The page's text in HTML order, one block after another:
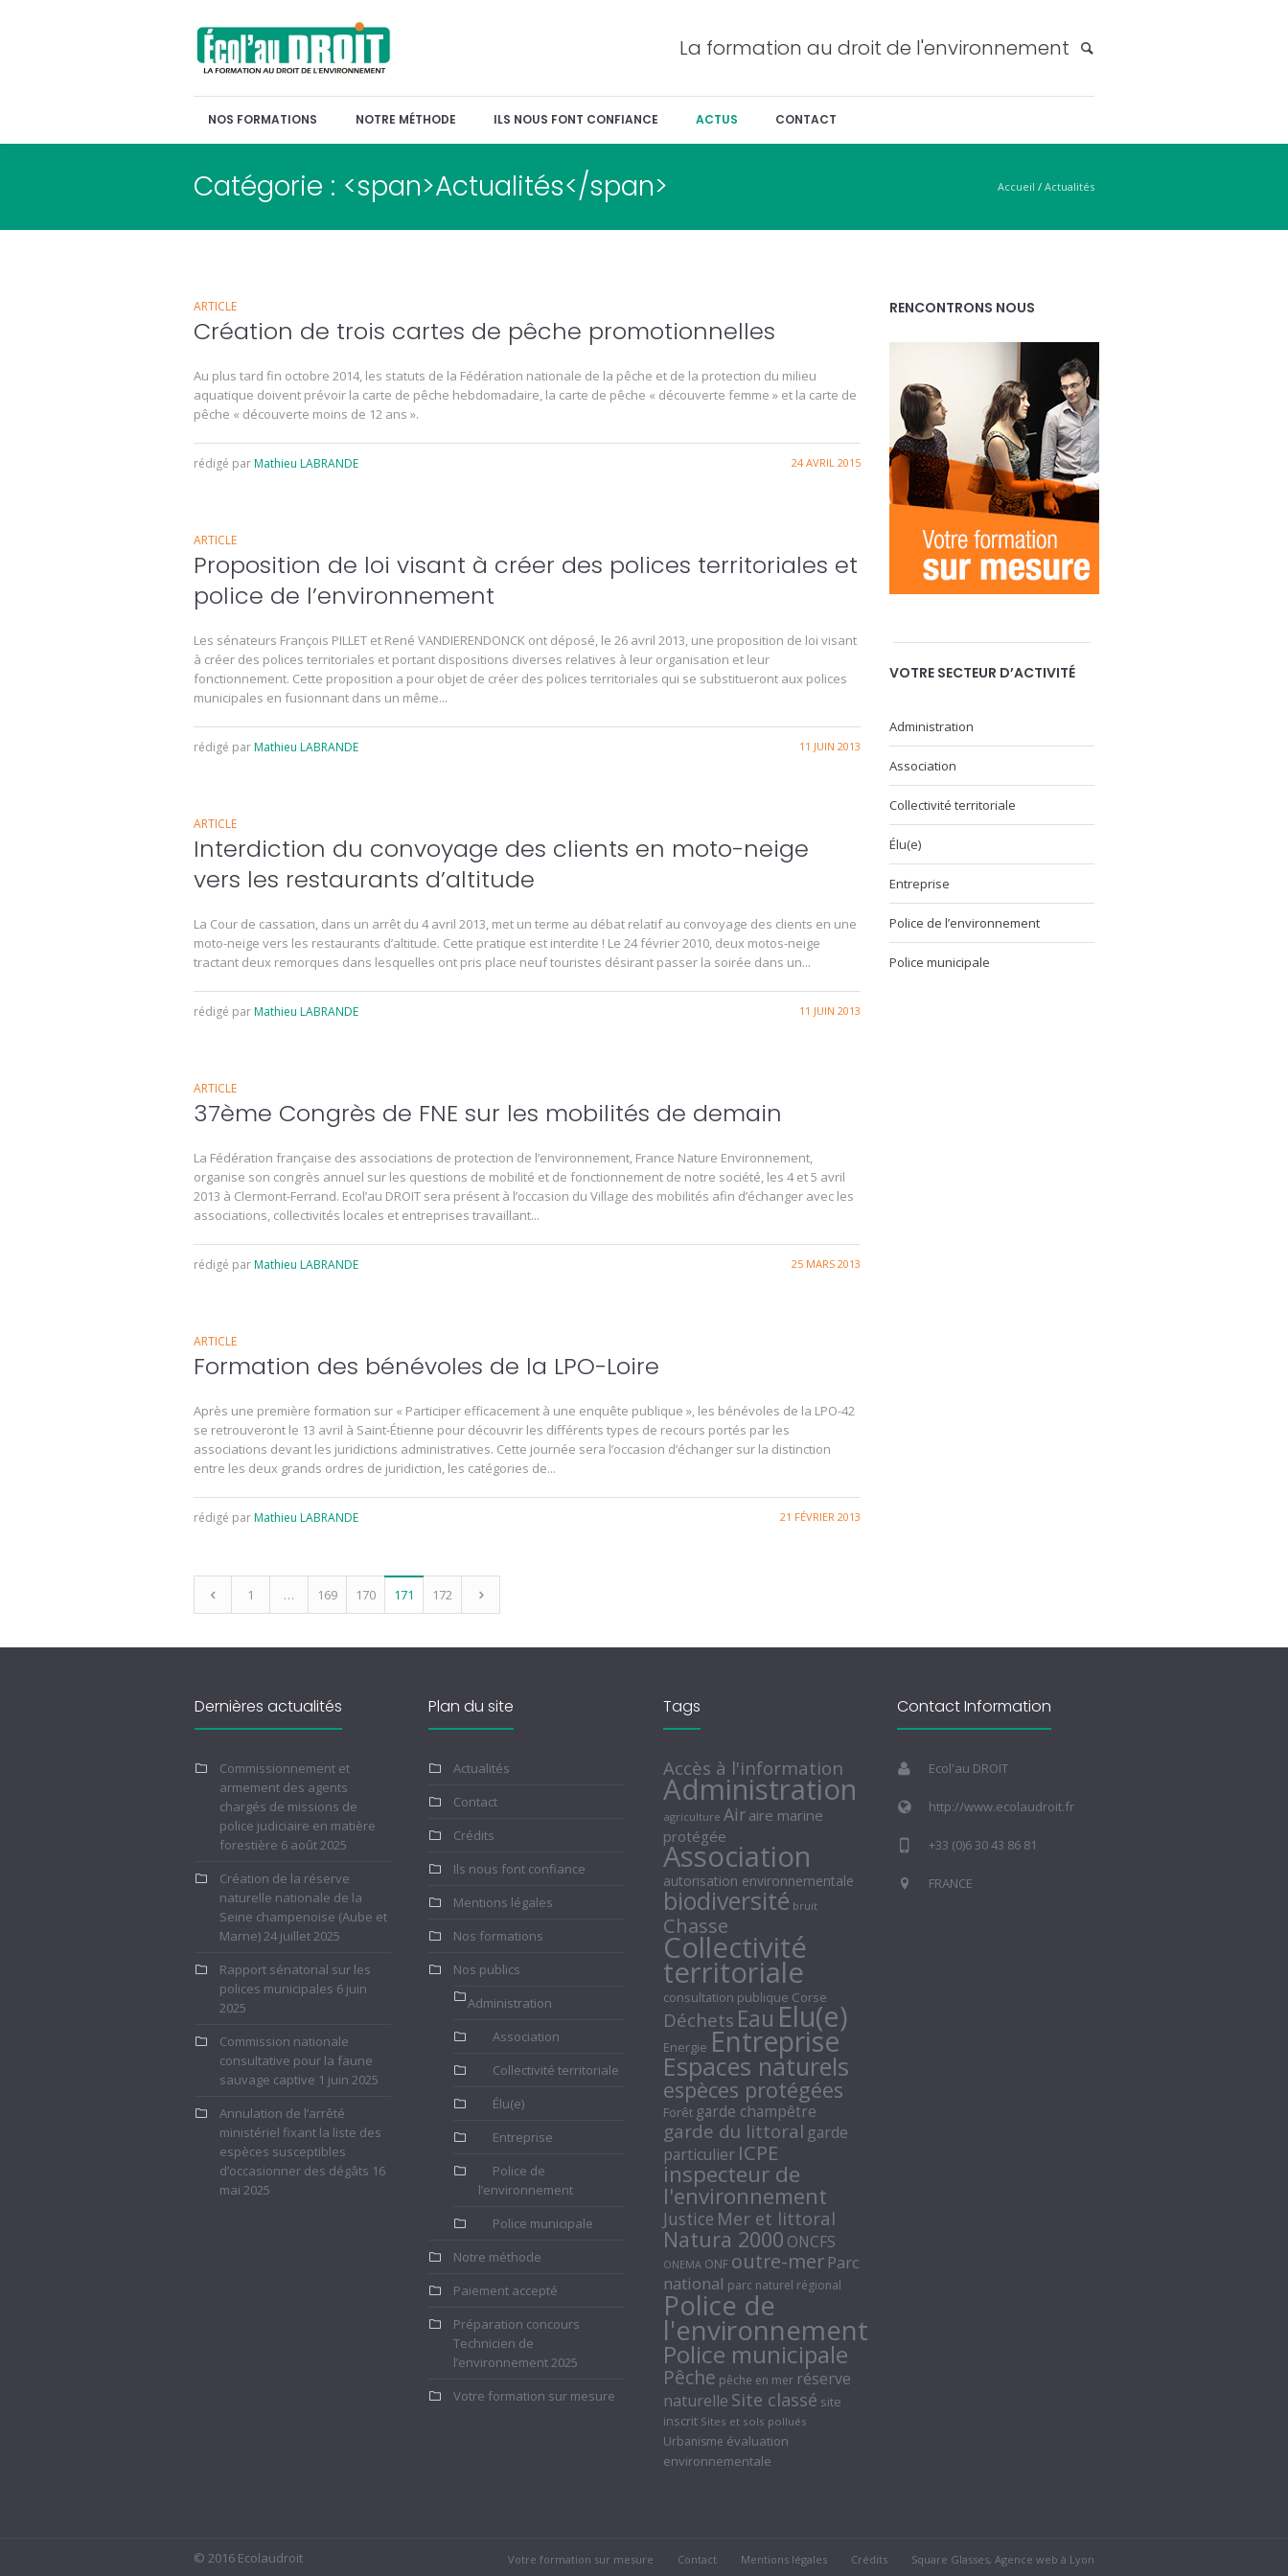
La formation au droit de l'environnement
NOS FORMATIONS NOTRE MÉTHODE ILS NOUS FONT CONFIANCE ACTUS CONTACT
Catégorie : <span>Actualités</span> Accueil / Actualités
ARTICLE
Création de trois cartes de pêche promotionnelles
Au plus tard fin octobre 2014, les statuts de la Fédération nationale de la pêche et de la protection du milieu
aquatique doivent prévoir la carte de pêche hebdomadaire, la carte de pêche « découverte femme » et la carte de
pêche « découverte moins de 12 ans ».
24 AVRIL 2015
rédigé parMathieu LABRANDE
ARTICLE
Proposition de loi visant à créer des polices territoriales et
police de l’environnement
Les sénateurs François PILLET et René VANDIERENDONCK ont déposé, le 26 avril 2013, une proposition de loi visant
à créer des polices territoriales et portant dispositions diverses relatives à leur organisation et leur
fonctionnement. Cette proposition a pour objet de créer des polices territoriales qui se substitueront aux polices
municipales en fusionnant dans un même...
11 JUIN 2013
rédigé parMathieu LABRANDE
ARTICLE
Interdiction du convoyage des clients en moto-neige
vers les restaurants d’altitude
La Cour de cassation, dans un arrêt du 4 avril 2013, met un terme au débat relatif au convoyage des clients en une
moto-neige vers les restaurants d’altitude. Cette pratique est interdite ! Le 24 février 2010, deux motos-neige
tractant deux remorques dans lesquelles ont pris place neuf touristes désirant passer la soirée dans un...
11 JUIN 2013
rédigé parMathieu LABRANDE
ARTICLE
37ème Congrès de FNE sur les mobilités de demain
La Fédération française des associations de protection de l’environnement, France Nature Environnement,
organise son congrès annuel sur les questions de mobilité et de fonctionnement de notre société, les 4 et 5 avril
2013 à Clermont-Ferrand. Ecol’au DROIT sera présent à l’occasion du Village des mobilités afin d’échanger avec les
associations, collectivités locales et entreprises travaillant...
25 MARS 2013
rédigé parMathieu LABRANDE
ARTICLE
Formation des bénévoles de la LPO-Loire
Après une première formation sur « Participer efficacement à une enquête publique », les bénévoles de la LPO-42
se retrouveront le 13 avril à Saint-Étienne pour découvrir les différents types de recours portés par les
associations devant les juridictions administratives. Cette journée sera l’occasion d’échanger sur la distinction
entre les deux grands ordres de juridiction, les catégories de...
21 FÉVRIER 2013
rédigé parMathieu LABRANDE
1 … 169 170 171 172
RENCONTRONS NOUS
VOTRE SECTEUR D’ACTIVITÉ
Administration
Association
Collectivité territoriale
Élu(e)
Entreprise
Police de l’environnement
Police municipale
Dernières actualités
Commissionnement et
armement des agents
chargés de missions de
police judiciaire en matière
forestière 6 août 2025
Création de la réserve
naturelle nationale de la
Seine champenoise (Aube et
Marne)24 juillet 2025
Rapport sénatorial sur les
polices municipales 6 juin
2025
Commission nationale
consultative pour la faune
sauvage captive 1 juin 2025
Annulation de l’arrêté
ministériel fixant la liste des
espèces susceptibles
d’occasionner des dégâts 16
mai 2025
Plan du site
Actualités
Contact
Crédits
Ils nous font confiance
Mentions légales
Nos formations
Nos publics
Administration
Association
Collectivité territoriale
Élu(e)
Entreprise
Police de
l’environnement
Police municipale
Notre méthode
Paiement accepté
Préparation concours
Technicien de
l’environnement 2025
Votre formation sur mesure
Tags
Accès à l'information
Administration
agriculture Air aire marine
protégée
Association
autorisation environnementale
biodiversité bruit
Chasse
Collectivité
territoriale
consultation publique Corse
Déchets Eau Elu(e)
Energie Entreprise
Espaces naturels
espèces protégées
Forêt garde champêtre
garde du littoral garde
particulier ICPE
inspecteur de
l'environnement
Justice Mer et littoral
Natura 2000 ONCFS
ONEMA ONF outre-mer Parc
national parc naturel régional
Police de
l'environnement
Police municipale
Pêche pêche en mer réserve
naturelle Site classé site
inscrit Sites et sols pollués
Urbanisme évaluation
environnementale
Contact Information
Ecol'au DROIT
http://www.ecolaudroit.fr
+33 (0)6 30 43 86 81
FRANCE
Votre formation sur mesure Contact Mentions légales Crédits Square Glasses, Agence web à Lyon
© 2016 Ecolaudroit